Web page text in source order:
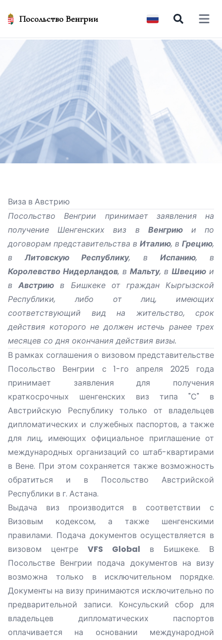
Посольство Венгрии Open
Виза в Австрию
Посольство Венгрии принимает заявления на
получение Шенгенских виз в Венгриюи по
договорам представительства в Италию, в Грецию,
вЛитовскую Республику, в Испанию, в
Королевство Нидерландов, в Мальту, в Швецию и
вАвстрию в Бишкеке от граждан Кыргызской
Республики, либо от лиц, имеющих
соответствующий вид на жительство, срок
действия которого не должен истечь ранее трех
месяцев со дня окончания действия визы.
В рамках соглашения о визовом представительстве
Посольство Венгрии с 1-го апреля 2025 года
принимает заявления для получения
краткосрочных шенгенских виз типа "С" в
Австрийскую Республику только от владельцев
дипломатических и служебных паспортов, а также
для лиц, имеющих официальное приглашение от
международных организаций со штаб-квартирами
в Вене. При этом сохраняется также возможность
обратиться и в Посольство Австрийской
Республики в г. Астана.
Выдача виз производится в соответствии с
Визовым кодексом, а также шенгенскими
правилами. Подача документов осуществляется в
визовом центре VFS Global в Бишкеке. В
Посольстве Венгрии подача документов на визу
возможна только в исключительном порядке.
Документы на визу принимаются исключительно по
предварительной записи. Консульский сбор для
владельцев дипломатических паспортов
оплачивается на основании международной